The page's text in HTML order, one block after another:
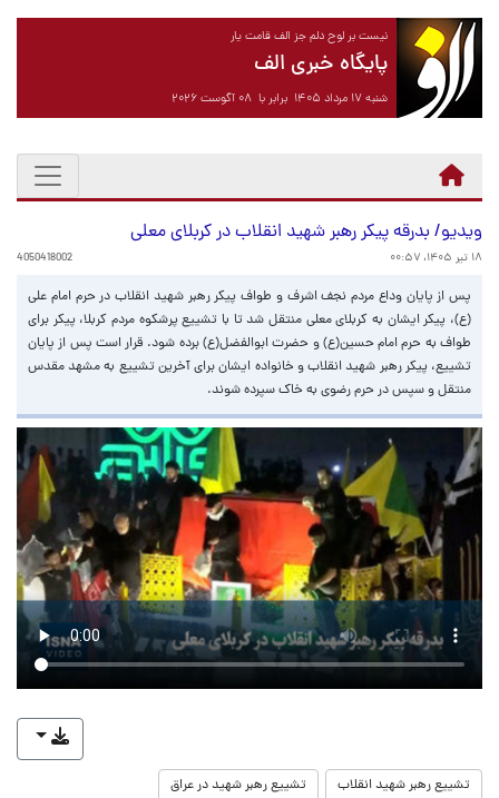
نیست بر لوح دلم جز الف قامت یار
پایگاه خبری الف
شنبه ۱۷ مرداد ۱۴۰۵ برابر با ۰۸ آگوست ۲۰۲۶
ویدیو/ بدرقه پیکر رهبر شهید انقلاب در کربلای معلی
۱۸ تیر ۱۴۰۵، ۰۰:۵۷ 4050418002
پس از پایان وداع مردم نجف اشرف و طواف پیکر رهبر شهید انقلاب در حرم امام علی
(ع)، پیکر ایشان به کربلای معلی منتقل شد تا با تشییع پرشکوه مردم کربلا، پیکر برای
طواف به حرم امام حسین(ع)‌ و حضرت ابوالفضل(ع) برده شود. قرار است پس از پایان
تشییع، پیکر رهبر شهید انقلاب و خانواده ایشان برای آخرین تشییع به مشهد مقدس
منتقل و سپس در حرم رضوی به خاک سپرده شوند.
تشییع رهبر شهید انقلاب تشییع رهبر شهید در عراق